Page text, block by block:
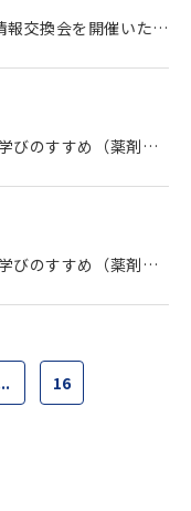
第８回中津市民病院と地域医師会連携情報交換会を開催いたしました。
8月1日第10回なかつ広域がん化学療法学びのすすめ（薬剤師向け研修会）開催します。
8月1日第10回なかつ広域がん化学療法学びのすすめ（薬剤師向け研修会）開催します。
16